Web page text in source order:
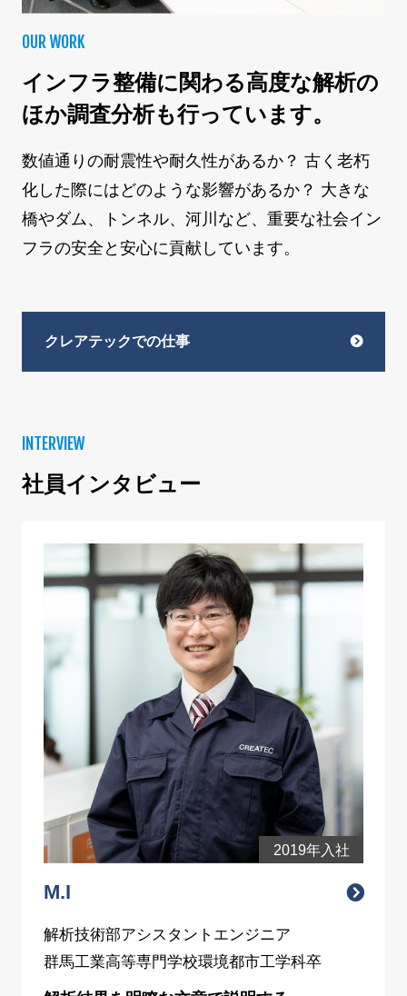
OUR WORK
インフラ整備に関わる高度な解析の
ほか調査分析も行っています。
数値通りの耐震性や耐久性があるか？ 古く老朽
化した際にはどのような影響があるか？ 大きな
橋やダム、トンネル、河川など、重要な社会イン
フラの安全と安心に貢献しています。
クレアテックでの仕事
INTERVIEW
社員インタビュー
2019年入社
M.I
解析技術部アシスタントエンジニア
群馬工業高等専門学校環境都市工学科卒